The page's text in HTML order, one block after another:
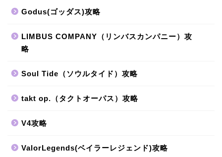
Godus(ゴッダス)攻略
LIMBUS COMPANY（リンバスカンパニー）攻
略
Soul Tide（ソウルタイド）攻略
takt op.（タクトオーパス）攻略
V4攻略
ValorLegends(ベイラーレジェンド)攻略